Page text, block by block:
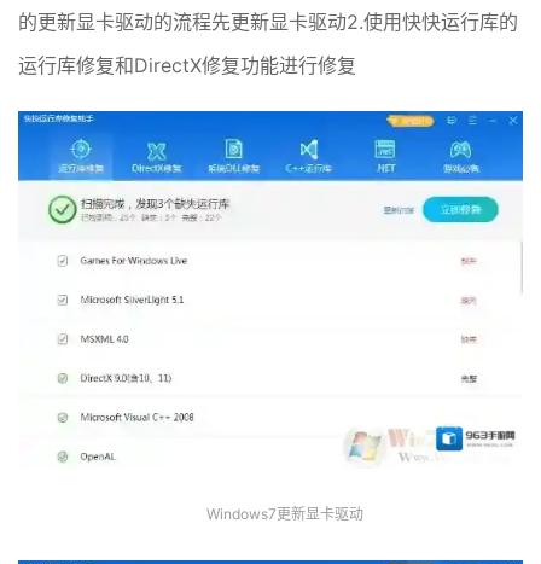
的更新显卡驱动的流程先更新显卡驱动2.使用快快运行库的
运行库修复和DirectX修复功能进行修复
Windows7更新显卡驱动